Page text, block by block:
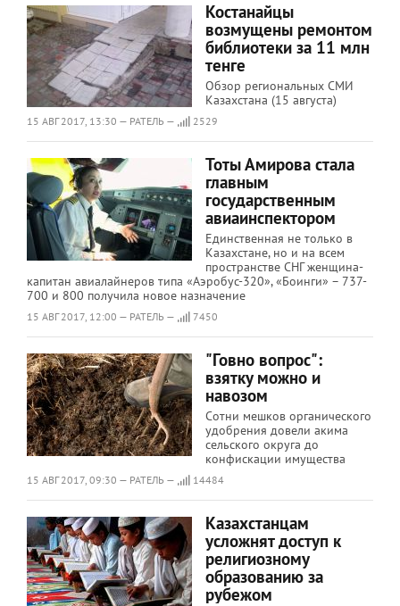
Костанайцы
возмущены ремонтом
библиотеки за 11 млн
тенге
Обзор региональных СМИ
Казахстана (15 августа)
15 АВГ 2017, 13:30 — РАТЕЛЬ — 2529
Тоты Амирова стала
главным
государственным
авиаинспектором
Единственная не только в
Казахстане, но и на всем
пространстве СНГ женщина-
капитан авиалайнеров типа «Аэробус-320», «Боинги» – 737-
700 и 800 получила новое назначение
15 АВГ 2017, 12:00 — РАТЕЛЬ — 7450
"Говно вопрос":
взятку можно и
навозом
Сотни мешков органического
удобрения довели акима
сельского округа до
конфискации имущества
15 АВГ 2017, 09:30 — РАТЕЛЬ — 14484
Казахстанцам
усложнят доступ к
религиозному
образованию за
рубежом